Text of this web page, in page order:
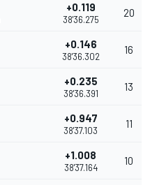
+0.119
38'36.275
20
+0.146
38'36.302
16
+0.235
38'36.391
13
+0.947
38'37.103
11
+1.008
38'37.164
10